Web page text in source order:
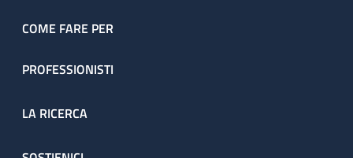
COME FARE PER
PROFESSIONISTI
LA RICERCA